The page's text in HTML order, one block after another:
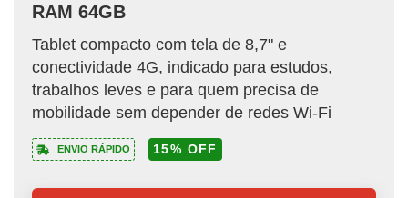
RAM 64GB
Tablet compacto com tela de 8,7" e
conectividade 4G, indicado para estudos,
trabalhos leves e para quem precisa de
mobilidade sem depender de redes Wi-Fi
ENVIO RÁPIDO 15% OFF